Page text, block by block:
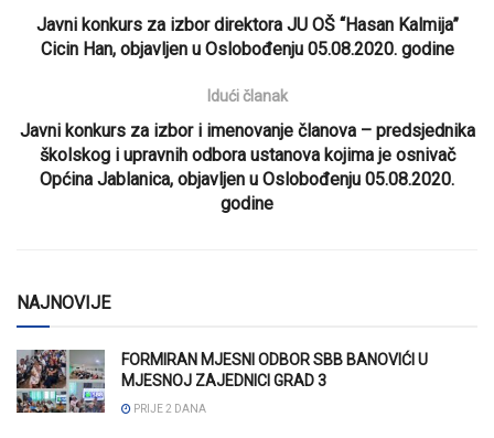
Javni konkurs za izbor direktora JU OŠ “Hasan Kalmija”
Cicin Han, objavljen u Oslobođenju 05.08.2020. godine
Idući članak
Javni konkurs za izbor i imenovanje članova – predsjednika
školskog i upravnih odbora ustanova kojima je osnivač
Općina Jablanica, objavljen u Oslobođenju 05.08.2020.
godine
NAJNOVIJE
FORMIRAN MJESNI ODBOR SBB BANOVIĆI U
MJESNOJ ZAJEDNICI GRAD 3
PRIJE 2 DANA